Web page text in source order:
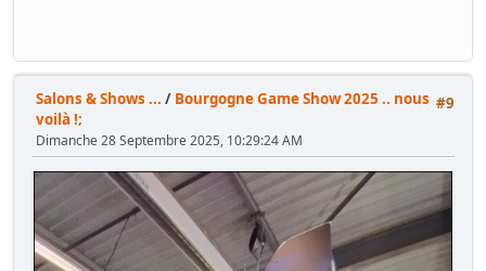
#9
Salons & Shows ... / Bourgogne Game Show 2025 .. nous
voilà !;
Dimanche 28 Septembre 2025, 10:29:24 AM